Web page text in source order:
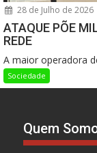
28 de Julho de 2026
ATAQUE PÕE
REDE
A maior operadora
Sociedade
Quem